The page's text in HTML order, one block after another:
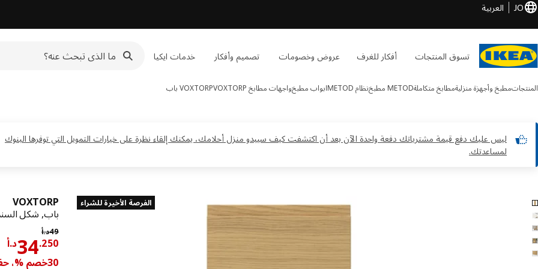
JO العربية
تسوق المنتجات أفكار للغرف عروض وخصومات تصميم وأفكار خدمات ايكيا
المنتجاتمطبخ وأجهزة منزليةمطابخ متكاملةMETOD مطبخ نظام METOD ابواب مطبخواجهات مطابخ VOXTORP VOXTORP باب
ليس عليك دفع قيمة مشترياتك دفعة واحدة الآن بعد أن اكتشفت كيف سيبدو منزل أحلامك، يمكنك إلقاء نظرة على خيارات التمويل التي توفرها البنوك
لمساعدتك.
5 VOXTORP الصور الصور الفرصة الأخيرة للشراء
VOXTORP
باب, شكل
د.أ49
د.أ34.250
30خصم %، حفظ ‭14.750‬د.أ